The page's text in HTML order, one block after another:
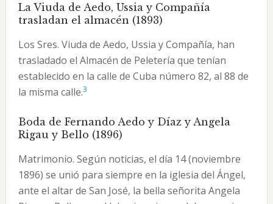
La Viuda de Aedo, Ussia y Compañía
trasladan el almacén (1893)
Los Sres. Viuda de Aedo, Ussia y Compañía, han
trasladado el Almacén de Peletería que tenían
establecido en la calle de Cuba número 82, al 88 de
la misma calle.3
Boda de Fernando Aedo y Díaz y Angela
Rigau y Bello (1896)
Matrimonio. Según noticias, el día 14 (noviembre
1896) se unió para siempre en la iglesia del Ángel,
ante el altar de San José, la bella señorita Angela